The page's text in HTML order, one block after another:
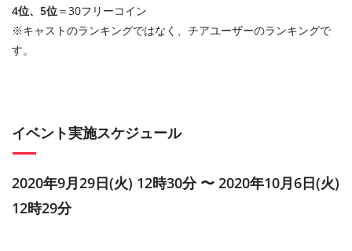
4位、5位＝30フリーコイン
※キャストのランキングではなく、チアユーザーのランキングで
す。
イベント実施スケジュール
2020年9月29日(火) 12時30分 〜 2020年10月6日(火)
12時29分